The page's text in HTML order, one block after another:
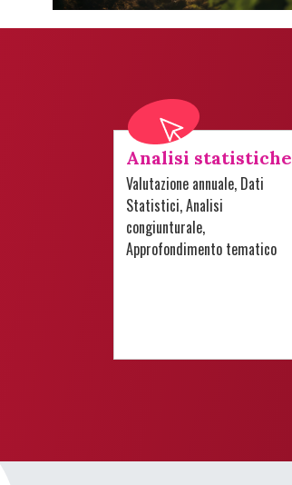
Analisi statistiche
Valutazione annuale, Dati
Statistici, Analisi
congiunturale,
Approfondimento tematico